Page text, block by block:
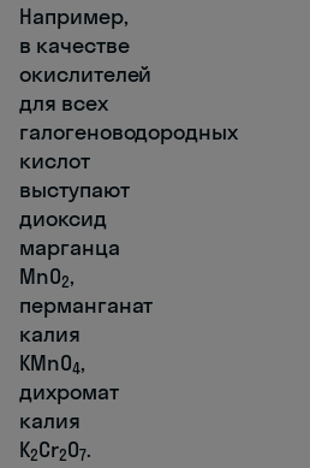
Например,
в качестве
окислителей
для всех
галогеноводородных
кислот
выступают
диоксид
марганца
MnO2,
перманганат
калия
KMnO4,
дихромат
калия
K2Cr2O7.